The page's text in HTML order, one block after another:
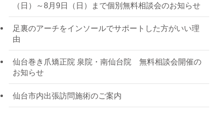
（日）～8月9日（日）まで個別無料相談会のお知らせ
足裏のアーチをインソールでサポートした方がいい理
由
仙台巻き爪矯正院 泉院・南仙台院 無料相談会開催の
お知らせ
仙台市内出張訪問施術のご案内